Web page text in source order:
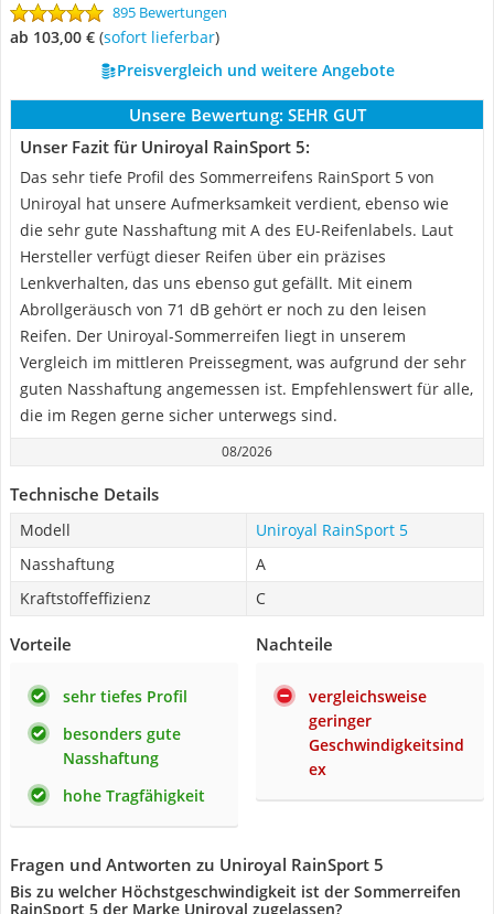
895 Bewertungen
ab 103,00 € ( Sofort lieferbar)
Preisvergleich und weitere Angebote
Unsere Bewertung: SEHR GUT
Unser Fazit für Uniroyal RainSport 5:
Das sehr tiefe Profil des Sommerreifens RainSport 5 von
Uniroyal hat unsere Aufmerksamkeit verdient, ebenso wie
die sehr gute Nasshaftung mit A des EU-Reifenlabels. Laut
Hersteller verfügt dieser Reifen über ein präzises
Lenkverhalten, das uns ebenso gut gefällt. Mit einem
Abrollgeräusch von 71 dB gehört er noch zu den leisen
Reifen. Der Uniroyal-Sommerreifen liegt in unserem
Vergleich im mittleren Preissegment, was aufgrund der sehr
guten Nasshaftung angemessen ist. Empfehlenswert für alle,
die im Regen gerne sicher unterwegs sind.
08/2026
Technische Details
Modell
Uniroyal RainSport 5
Nasshaftung
A
Kraftstoffeffizienz
C
Vorteile
sehr tiefes Profil
besonders gute
Nasshaftung
hohe Tragfähigkeit
Nachteile
vergleichsweise
geringer
Geschwindigkeitsind
ex
Fragen und Antworten zu Uniroyal RainSport 5
Bis zu welcher Höchstgeschwindigkeit ist der Sommerreifen
RainSport 5 der Marke Uniroyal zugelassen?